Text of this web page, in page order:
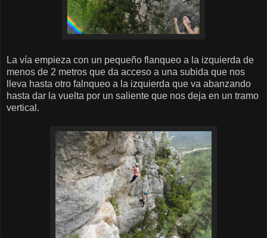
La vía empieza con un pequeño flanqueo a la izquierda de
menos de 2 metros que da acceso a una subida que nos
lleva hasta otro falnqueo a la izquierda que va abanzando
hasta dar la vuelta por un saliente que nos deja en un tramo
vertical.